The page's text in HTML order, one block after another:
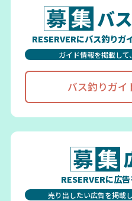
バ
RESERVERにバス釣りガ
ガイド情報を掲載して
バス釣りガイ
RESERVERに広
売り出したい広告を掲載